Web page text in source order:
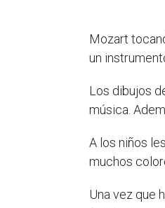
Mozart
un
Los dibujos
música.
A los niños
muchos
Una vez que